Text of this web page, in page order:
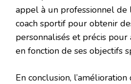
appel à un professionnel de
coach sportif pour obtenir
personnalisés et précis
en fonction de ses objectifs
En conclusion,